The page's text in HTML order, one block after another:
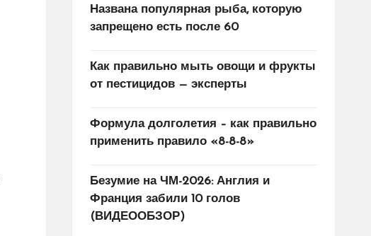
Названа популярная рыба, которую
запрещено есть после 60
Как правильно мыть овощи и фрукты
от пестицидов — эксперты
Формула долголетия – как правильно
применить правило «8-8-8»
Безумие на ЧМ-2026: Англия и
Франция забили 10 голов
(ВИДЕООБЗОР)